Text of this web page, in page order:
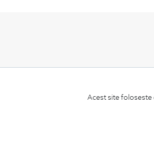
Acest site foloseste
ABONEAZA-
LA